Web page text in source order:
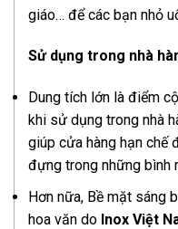
giáo… để các bạn nhỏ
Sử dụng trong nhà
Dung tích lớn là điểm
khi sử dụng trong nhà
giúp cửa hàng hạn chế
đựng trong những bình
Hơn nữa, Bề mặt sáng
hoa văn do Inox Việt